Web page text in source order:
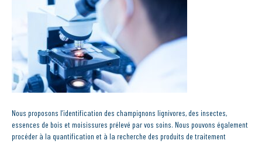
Nous proposons l’identification des champignons lignivores, des insectes,
essences de bois et moisissures prélevé par vos soins. Nous pouvons également
procéder à la quantification et à la recherche des produits de traitement